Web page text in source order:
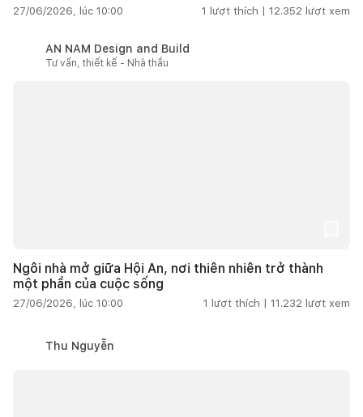
27/06/2026, lúc 10:00 1 lượt thích | 12.352 lượt xem
AN NAM Design and Build
Tư vấn, thiết kế - Nhà thầu
Ngôi nhà mở giữa Hội An, nơi thiên nhiên trở thành
một phần của cuộc sống
27/06/2026, lúc 10:00 1 lượt thích | 11.232 lượt xem
Thu Nguyễn